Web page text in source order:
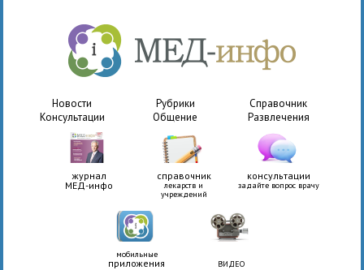
Новости Рубрики
Справочник
Консультации
Общение Развлечения
журнал
МЕД-инфо
справочник
лекарств и
учреждений
консультации
задайте вопрос врачу
мобильные
приложения ВИДЕО